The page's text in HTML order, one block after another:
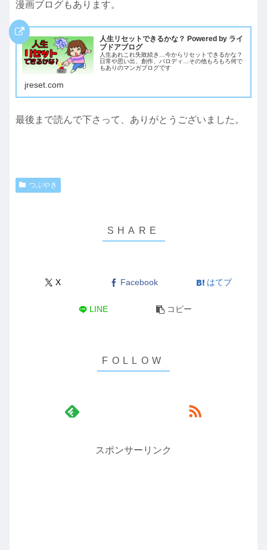
漫画ブログもあります。
人生リセットできるかな？ Powered by ライ
ブドアブログ
人生あれこれ失敗続き…今からリセットできるかな？
日常や思い出、創作、パロディ…その他もろもろ何で
もありのマンガブログです
jreset.com
最後まで読んで下さって、ありがとうございました。
つぶやき
X Facebook はてブ
LINE コピー
スポンサーリンク